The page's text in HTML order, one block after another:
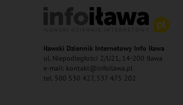
Iławski Dziennik Internetowy Info Iława
ul. Niepodległości 2/U21, 14-200 Iława
e-mail: kontakt@infoilawa.pl
tel. 500 530 427, 537 475 202